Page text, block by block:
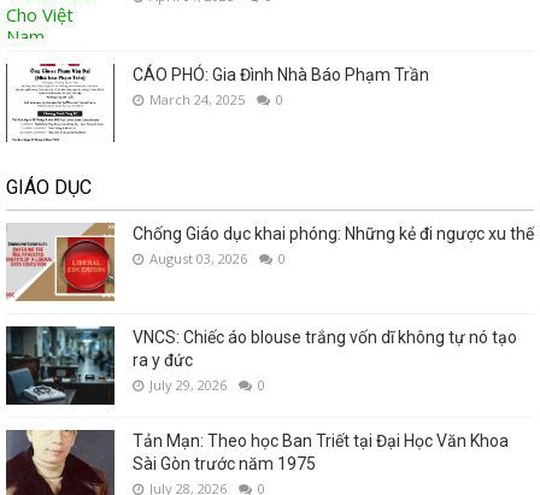
CÁO PHÓ: Gia Đình Nhà Báo Phạm Trần
March 24, 2025 0
GIÁO DỤC
Chống Giáo dục khai phóng: Những kẻ đi ngược xu thế
August 03, 2026 0
VNCS: Chiếc áo blouse trắng vốn dĩ không tự nó tạo
ra y đức
July 29, 2026 0
Tản Mạn: Theo học Ban Triết tại Đại Học Văn Khoa
Sài Gòn trước năm 1975
July 28, 2026 0